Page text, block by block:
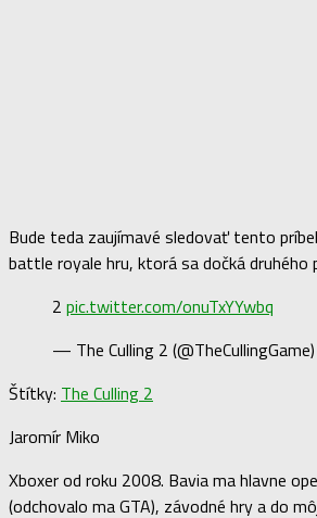
Bude teda zaujímavé sledovať tento
battle royale hru, ktorá sa dočká druhého
2 pic.twitter.com/onuTxYYwbq
— The Culling 2 (@TheCullingGame)
Štítky: The Culling 2
Jaromír Miko
Xboxer od roku 2008. Bavia ma hlavne
(odchovalo ma GTA), závodné hry a do